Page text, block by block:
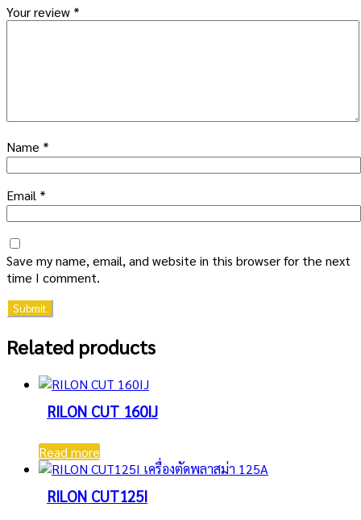
Your review *
Name *
Email *
Save my name, email, and website in this browser for the next
time I comment.
Related products
RILON CUT 160IJ
Read more
RILON CUT125I